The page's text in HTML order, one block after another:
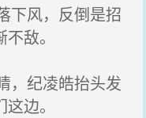
下风，反倒是招
敌。
，纪凌皓抬头发
边。